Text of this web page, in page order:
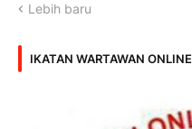
Lebih baru
IKATAN WARTAWAN ONLINE